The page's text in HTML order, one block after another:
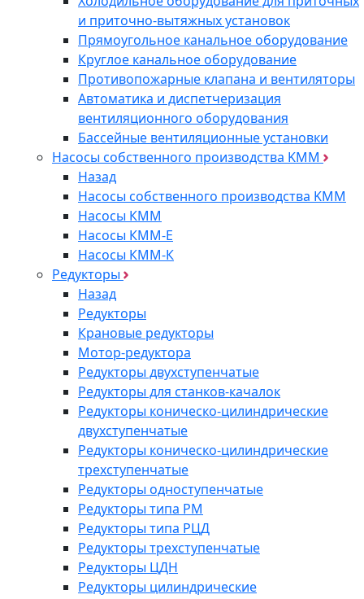
и приточно-вытяжных установок
Прямоугольное канальное оборудование
Круглое канальное оборудование
Противопожарные клапана и вентиляторы
Автоматика и диспетчеризация
вентиляционного оборудования
Бассейные вентиляционные установки
Насосы собственного производства KMM
Назад
Насосы собственного производства KMM
Насосы КММ
Насосы КММ-Е
Насосы КММ-К
Редукторы
Назад
Редукторы
Крановые редукторы
Мотор-редуктора
Редукторы двухступенчатые
Редукторы для станков-качалок
Редукторы коническо-цилиндрические
двухступенчатые
Редукторы коническо-цилиндрические
трехступенчатые
Редукторы одноступенчатые
Редукторы типа РМ
Редукторы типа РЦД
Редукторы трехступенчатые
Редукторы ЦДН
Редукторы цилиндрические